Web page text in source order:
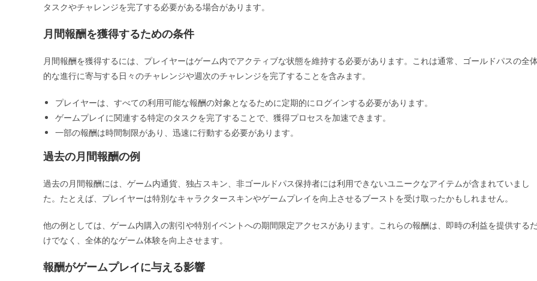
タスクやチャレンジを完了する必要がある場合があります。
月間報酬を獲得するための条件
月間報酬を獲得するには、プレイヤーはゲーム内でアクティブな状態を維持する必要があります。これは通常、ゴールドパスの全
的な進行に寄与する日々のチャレンジや週次のチャレンジを完了することを含みます。
プレイヤーは、すべての利用可能な報酬の対象となるために定期的にログインする必要があります。
ゲームプレイに関連する特定のタスクを完了することで、獲得プロセスを加速できます。
一部の報酬は時間制限があり、迅速に行動する必要があります。
過去の月間報酬の例
過去の月間報酬には、ゲーム内通貨、独占スキン、非ゴールドパス保持者には利用できないユニークなアイテムが含まれていまし
た。たとえば、プレイヤーは特別なキャラクタースキンやゲームプレイを向上させるブーストを受け取ったかもしれません。
他の例としては、ゲーム内購入の割引や特別イベントへの期間限定アクセスがあります。これらの報酬は、即時の利益を提供する
けでなく、全体的なゲーム体験を向上させます。
報酬がゲームプレイに与える影響